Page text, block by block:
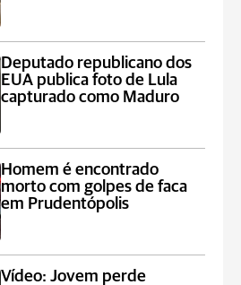
Deputado republicano dos
EUA publica foto de Lula
capturado como Maduro
Homem é encontrado
morto com golpes de faca
em Prudentópolis
Vídeo: Jovem perde